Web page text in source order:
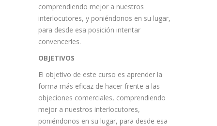
comprendiendo mejor a nuestros
interlocutores, y poniéndonos en su lugar,
para desde esa posición intentar
convencerles.
OBJETIVOS
El objetivo de este curso es aprender la
forma más eficaz de hacer frente a las
objeciones comerciales, comprendiendo
mejor a nuestros interlocutores,
poniéndonos en su lugar, para desde esa